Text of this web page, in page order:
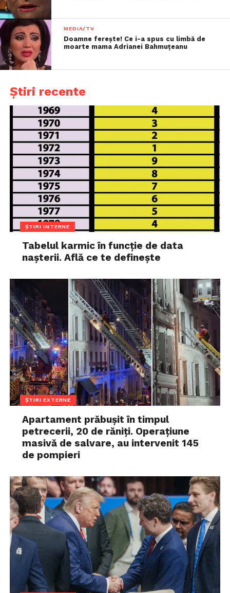
MEDIA/TV
Doamne ferește! Ce i-a spus cu limbă de
moarte mama Adrianei Bahmuțeanu
Știri recente
ȘTIRI INTERNE
Tabelul karmic în funcție de data
nașterii. Află ce te definește
ȘTIRI EXTERNE
Apartament prăbușit în timpul
petrecerii, 20 de răniți. Operațiune
masivă de salvare, au intervenit 145
de pompieri